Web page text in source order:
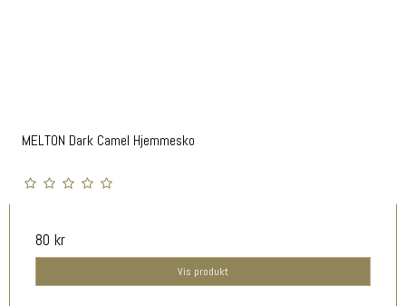
MELTON Dark Camel Hjemmesko
80 kr
Vis produkt